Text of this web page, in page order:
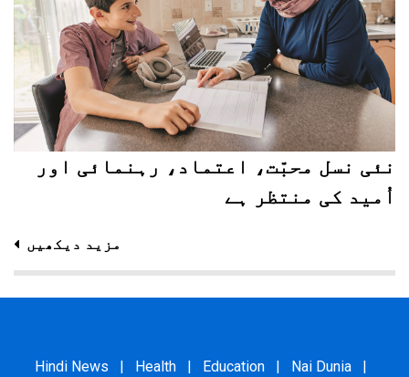
نئی نسل محبّت، اعتماد، رہنمائی اور
اُمید کی منتظر ہے
مزید دیکھیں
Hindi News Health Education Nai Dunia